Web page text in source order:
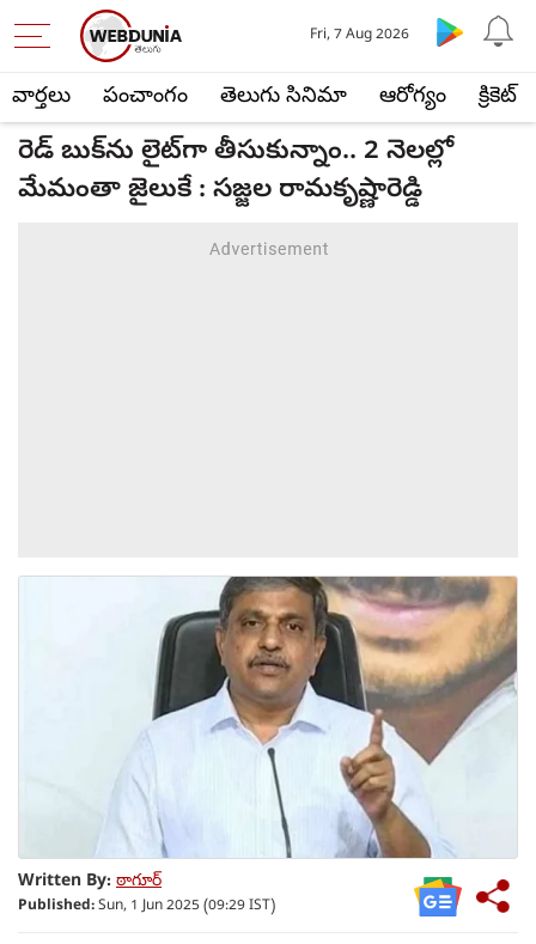
వార్తలు పంచాంగం తెలుగు సినిమా ఆరోగ్యం క్రికెట్
Fri, 7 Aug 2026
రెడ్ బుక్‌ను లైట్‌గా తీసుకున్నాం.. 2 నెలల్లో
మేమంతా జైలుకే : సజ్జల రామకృష్ణారెడ్డి
Written By: ఠాగూర్
Published:Sun, 1 Jun 2025 (09:29 IST)